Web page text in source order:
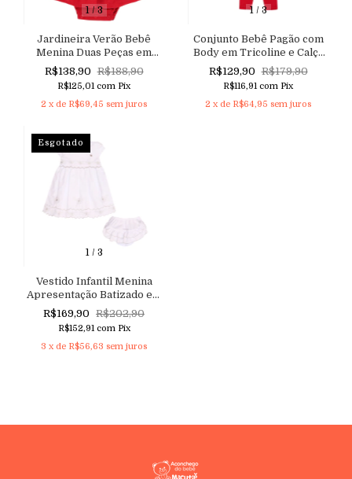
1/3
Jardineira Verão Bebê
Menina Duas Peças em
Sarja Linho e Body em
Malha com Gola Bordada e
Aplicação de Pérolas.
R$138,90 R$188,90
R$125,01 com Pix
2 x de R$69,45 sem juros
1/ 3
Conjunto Bebê Pagão com
Body em Tricoline e Calça
Clochard
R$129,90 R$179,90
R$116,91 com Pix
2 x de R$64,95 sem juros
1/ 3
Esgotado
Vestido Infantil Menina
Apresentação Batizado em
tricoline com Manga
Princesa, Bordado floral e
Barrado Nuvem Aconchego
do Bebê
R$169,90 R$202,90
R$152,91 com Pix
3 x de R$56,63 sem juros